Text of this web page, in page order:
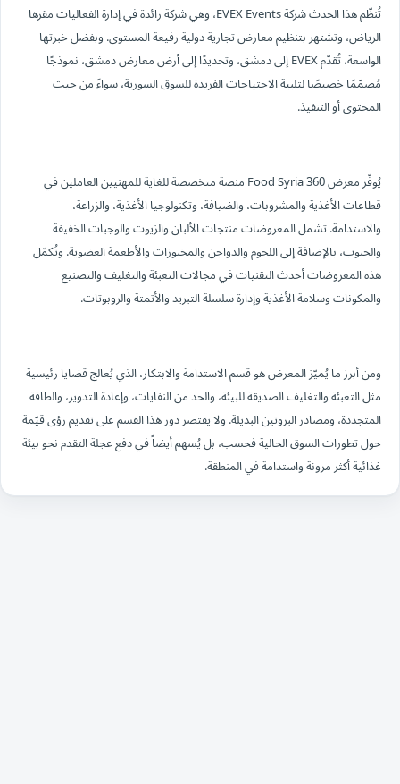
تُنظّم هذا الحدث شركة EVEX Events، وهي شركة رائدة في إدارة الفعاليات مقرها
الرياض، وتشتهر بتنظيم معارض تجارية دولية رفيعة المستوى. وبفضل خبرتها
الواسعة، تُقدّم EVEX إلى دمشق، وتحديدًا إلى أرض معارض دمشق، نموذجًا
مُصمّمًا خصيصًا لتلبية الاحتياجات الفريدة للسوق السورية، سواءً من حيث
المحتوى أو التنفيذ.
يُوفّر معرض 360 Food Syria منصة متخصصة للغاية للمهنيين العاملين في
قطاعات الأغذية والمشروبات، والضيافة، وتكنولوجيا الأغذية، والزراعة،
والاستدامة. تشمل المعروضات منتجات الألبان والزيوت والوجبات الخفيفة
والحبوب، بالإضافة إلى اللحوم والدواجن والمخبوزات والأطعمة العضوية. وتُكمّل
هذه المعروضات أحدث التقنيات في مجالات التعبئة والتغليف والتصنيع
والمكونات وسلامة الأغذية وإدارة سلسلة التبريد والأتمتة والروبوتات.
ومن أبرز ما يُميّز المعرض هو قسم الاستدامة والابتكار، الذي يُعالج قضايا رئيسية
مثل التعبئة والتغليف الصديقة للبيئة، والحد من النفايات، وإعادة التدوير، والطاقة
المتجددة، ومصادر البروتين البديلة. ولا يقتصر دور هذا القسم على تقديم رؤى قيّمة
حول تطورات السوق الحالية فحسب، بل يُسهم أيضاً في دفع عجلة التقدم نحو بيئة
غذائية أكثر مرونة واستدامة في المنطقة.